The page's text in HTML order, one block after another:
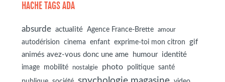
HACHE TAGS ADA
absurde actualité Agence France-Brette amour
autodérision cinema enfant exprime-toi mon citron
gif
animés avez-vous donc une ame
humour identité
image mobilité nostalgie photo politique
santé